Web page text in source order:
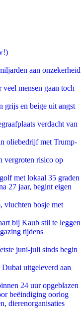
aan onzekerheid
mensen gaan toch
grijs en beige uit angst
verdacht van
oliebedrijf met Trump-
vergroten risico op
met lokaal 35 graden
27 jaar, begint eigen
vluchten bosje met
bij Kaub stil te leggen
tijdens
juni-juli sinds begin
uitgeleverd aan
24 uur opgeblazen
beëindiging oorlog
dierenorganisaties